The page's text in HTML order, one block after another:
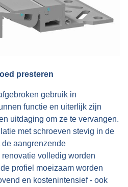
presteren
gebruik in
functie en uiterlijk zijn
uitdaging om ze te vervangen.
met schroeven stevig in de
aangrenzende
volledig worden
profiel moeizaam worden
en kostenintensief - ook